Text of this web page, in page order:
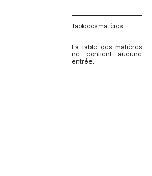
Table des matières
La table des matières
ne contient aucune
entrée.